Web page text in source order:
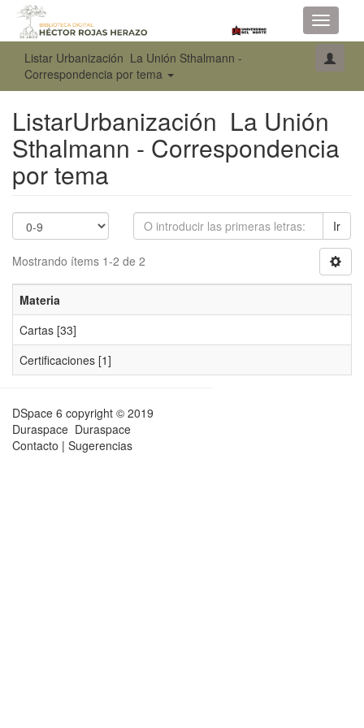
Toggle
Listar Urbanización La Unión Sthalmann -
Correspondencia por tema
ListarUrbanización La Unión
Sthalmann - Correspondencia
por tema
Ir
Mostrando ítems 1-2 de 2
Materia
Cartas [33]
Certificaciones [1]
DSpace 6 copyright © 2019
Duraspace Duraspace
Contacto | Sugerencias